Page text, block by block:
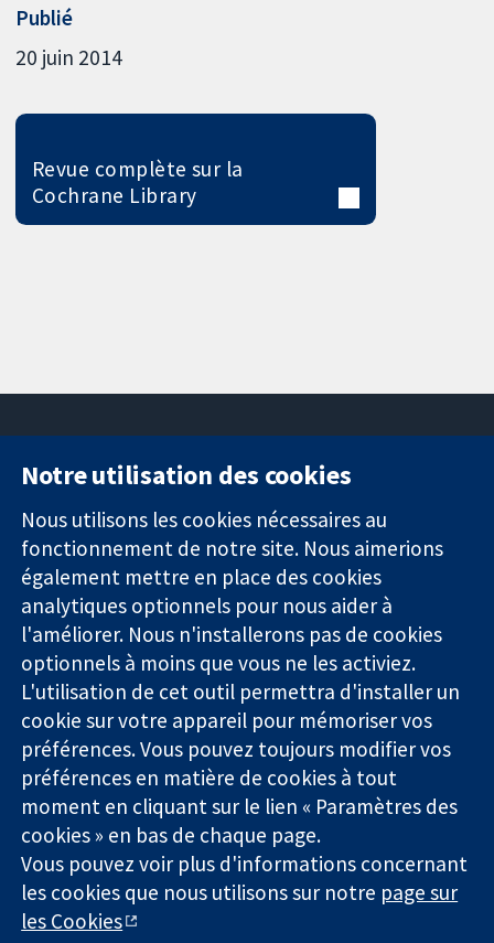
Publié
20 juin 2014
Revue complète sur la
Cochrane Library
Des données
probantes.
Des décisions
éclairées.
Une meilleure
santé.
11-13 Cavendish
Square
Londres
W1G0AN
Royaume-Uni
nous
Actualités
presse
Qui sommes-
nous
Offres
d'emploi
Library
La Collaboration Cochrane est une association caritative (n°
1045921) et une société à responsabilité limitée par garantie (n°
03044323) enregistrée en Angleterre et au Pays de Galles. Numéro
de TVA : GB 718 2127 49.
Copyright © 2026 The Cochrane Collaboration
Notre utilisation des cookies
Nous utilisons les cookies nécessaires au
fonctionnement de notre site. Nous aimerions
également mettre en place des cookies
analytiques optionnels pour nous aider à
l'améliorer. Nous n'installerons pas de cookies
optionnels à moins que vous ne les activiez.
L'utilisation de cet outil permettra d'installer un
cookie sur votre appareil pour mémoriser vos
préférences. Vous pouvez toujours modifier vos
préférences en matière de cookies à tout
moment en cliquant sur le lien « Paramètres des
cookies » en bas de chaque page.
Vous pouvez voir plus d'informations concernant
les cookies que nous utilisons sur notre page sur
les Cookies